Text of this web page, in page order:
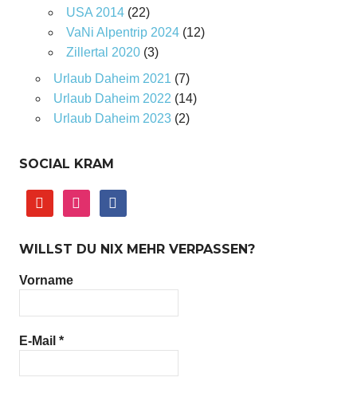
USA 2014(22)
VaNi Alpentrip 2024(12)
Zillertal 2020(3)
Urlaub Daheim 2021 (7)
Urlaub Daheim 2022 (14)
Urlaub Daheim 2023(2)
SOCIAL KRAM
youtube instagramfacebook
WILLST DU NIX MEHR VERPASSEN?
Vorname
E-Mail *